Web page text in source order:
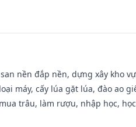
nền đắp nền, dựng xây kho
máy, cấy lúa gặt lúa, đào ao
trâu, làm rượu, nhập học,